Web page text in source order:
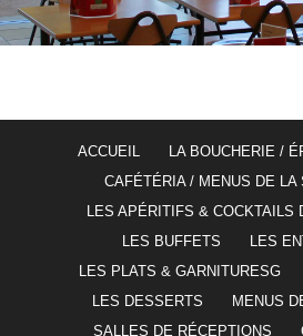
ACCUEIL
LA BOUCHERIE /
CAFÉTÉRIA / MENUS DE LA
LES APÉRITIFS & COCKTAILS
LES BUFFETS
LES
LES PLATS & GARNITURESG
LES DESSERTS
MENUS
SALLES DE RÉCEPTIONS